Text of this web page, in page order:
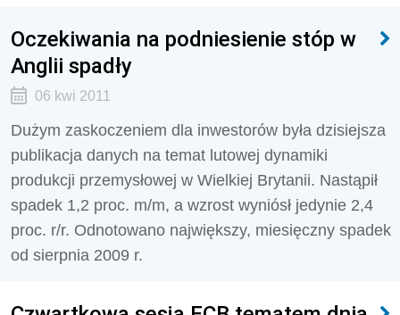
Oczekiwania na podniesienie stóp w
Anglii spadły
06 kwi 2011
Dużym zaskoczeniem dla inwestorów była dzisiejsza
publikacja danych na temat lutowej dynamiki
produkcji przemysłowej w Wielkiej Brytanii. Nastąpił
spadek 1,2 proc. m/m, a wzrost wyniósł jedynie 2,4
proc. r/r. Odnotowano największy, miesięczny spadek
od sierpnia 2009 r.